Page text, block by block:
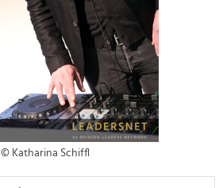
© Katharina Schiffl